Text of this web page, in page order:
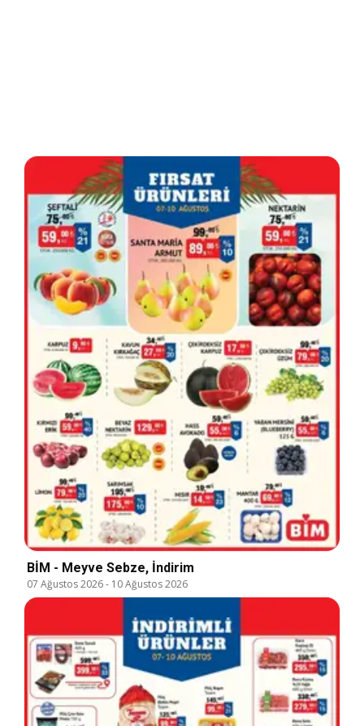
BİM - Meyve Sebze, İndirim
07 Ağustos 2026- 10 Ağustos 2026